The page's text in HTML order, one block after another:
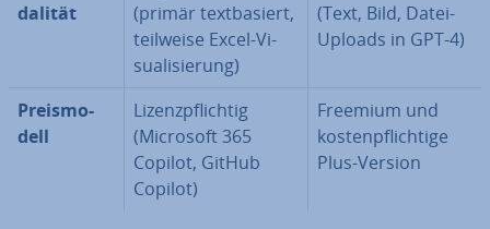
da­li­tät
(primär text­ba­siert,
teilweise Excel-Vi­
sua­li­sie­rung)
(Text, Bild, Datei-
Uploads in GPT-4)
Preis­mo­
dell
Li­zenz­pflich­tig
(Microsoft 365
Copilot, GitHub
Copilot)
Freemium und
kos­ten­pflich­ti­ge
Plus-Version